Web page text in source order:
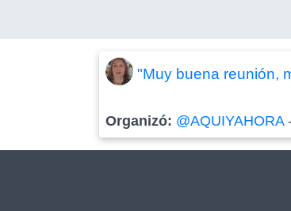
"Muy buena reunión,
Organizó: @AQUIYAHORA